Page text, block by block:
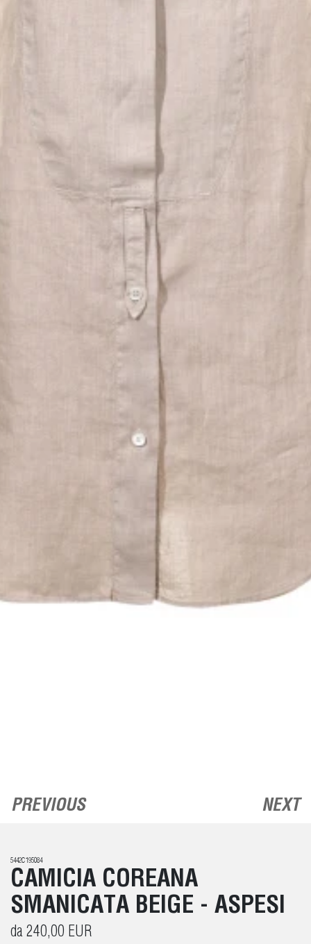
PREVIOUS NEXT
5442C195084
CAMICIA COREANA
SMANICATA BEIGE - ASPESI
da 240,00 EUR